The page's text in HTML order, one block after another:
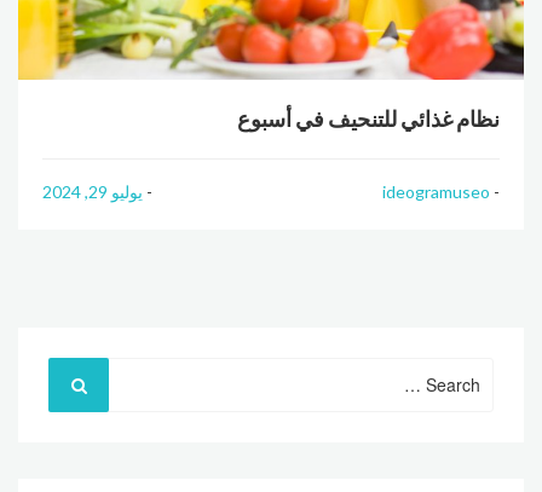
نظام غذائي للتنحيف في أسبوع
ideogramuseo يوليو 29, 2024
for: